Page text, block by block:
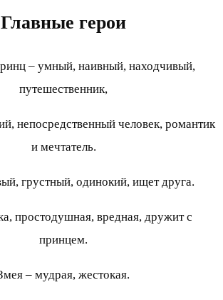
Главные герои
– умный, наивный, находчивый,
путешественник,
непосредственный человек, романтик
и мечтатель.
грустный, одинокий, ищет друга.
простодушная, вредная, дружит с
принцем.
– мудрая, жестокая.